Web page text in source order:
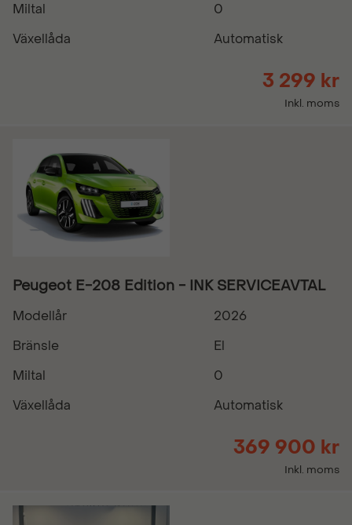
Miltal
0
Växellåda
Automatisk
3 299 kr
Inkl. moms
Peugeot E-208 Edition - INK SERVICEAVTAL
Modellår
2026
Bränsle
El
Miltal
0
Växellåda
Automatisk
369 900 kr
Inkl. moms